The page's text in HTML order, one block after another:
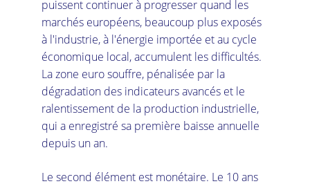
puissent continuer à progresser quand les
marchés européens, beaucoup plus exposés
à l'industrie, à l'énergie importée et au cycle
économique local, accumulent les difficultés.
La zone euro souffre, pénalisée par la
dégradation des indicateurs avancés et le
ralentissement de la production industrielle,
qui a enregistré sa première baisse annuelle
depuis un an.
Le second élément est monétaire. Le 10 ans